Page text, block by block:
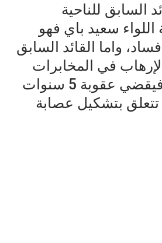
السابق للناحية
اللواء سعيد باي فهو
واما القائد السابق
في المخابرات
الجنرال حسان فيقضي عقوبة 5 سنوات
بتشكيل عصابة